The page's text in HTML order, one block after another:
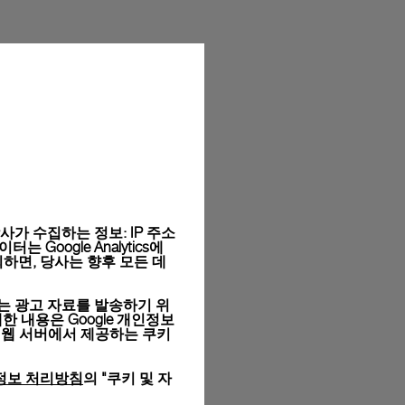
선택하실 수 있습니다.
가 수집하는 정보: IP 주소
터는 Google Analytics에
면, 당사는 향후 모든 데
광고 자료를 발송하기 위
내용은 Google 개인정보
서버에서 제공하는 쿠키
보 처리방침의 "쿠키 및 자